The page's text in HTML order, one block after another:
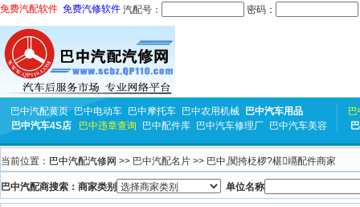
免费汽配软件 免费汽修软件 汽配号： 密码：
巴中汽配黄页 巴中电动车 巴中摩托车 巴中农用机械
巴中汽车用品
巴中汽车4S店
巴中违章查询 巴中配件库 巴中汽车修理厂 巴中汽车美容
当前位置： 巴中汽配汽修网 >> 巴中汽配名片 >> 巴中,闃挎柉椤?椹竵配件商家
巴中汽配商搜索：商家类别 单位名称